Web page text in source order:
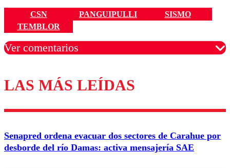
CSN PANGUIPULLI
SISMO
TEMBLOR
Ver comentarios
Los comentarios son moderados para garantizar un
diálogo respetuoso.
Correo
LAS MÁS LEÍDAS
Senapred ordena evacuar dos sectores de Carahue por
desborde del río Damas: activa mensajería SAE